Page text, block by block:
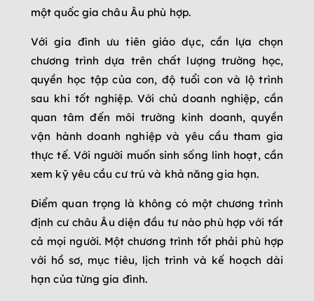
một quốc gia châu Âu phù hợp.
Với gia đình ưu tiên giáo dục, cần lựa chọn
chương trình dựa trên chất lượng trường học,
quyền học tập của con, độ tuổi con và lộ trình
sau khi tốt nghiệp. Với chủ doanh nghiệp, cần
quan tâm đến môi trường kinh doanh, quyền
vận hành doanh nghiệp và yêu cầu tham gia
thực tế. Với người muốn sinh sống linh hoạt, cần
xem kỹ yêu cầu cư trú và khả năng gia hạn.
Điểm quan trọng là không có một chương trình
định cư châu Âu diện đầu tư nào phù hợp với tất
cả mọi người. Một chương trình tốt phải phù hợp
với hồ sơ, mục tiêu, lịch trình và kế hoạch dài
hạn của từng gia đình.